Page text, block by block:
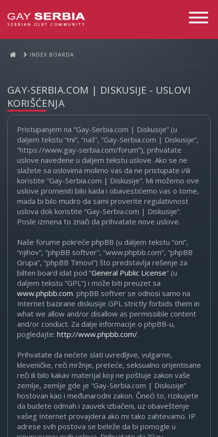
Toggle
INDEX BOARDA
GAY-SERBIA.COM | DISKUSIJE - USLOVI
KORIŠĆENJA
Pristupanjem na “Gay-Serbia.com | Diskusije” (u
daljem tekstu “mi”, “naš”, “Gay-Serbia.com | Diskusije”,
“https://www.gay-serbia.com/forum”), prihvatate
uslove navedene u daljem tekstu uslove. Ako se ne
slažete sa uslovima molimo vas da ne pristupate i/ili
koristite “Gay-Serbia.com | Diskusije”. Mi možemo ove
uslove promeniti bilo kada i obavestićemo vas o tome,
mada bi bilo mudro da sami proverite regulativnost
uslova dok koristite “Gay-Serbia.com | Diskusije”.
Posle izmena to znači da prihvatate nove uslove.
Naše forume pokreće phpBB (u daljem tekstu “oni”,
“njihov”, “phpBB softver”, “www.phpbb.com”, “phpBB
Grupa”, “phpBB Timovi”) što predstavlja rešenje za
bilten board idat pod “General Public License” (u
daljem tekstu “GPL”) i može biti preuzet sa
www.phpbb.com. phpBB softver se odnosi samo na
Internet bazirane diskusije GPL strictly forbids them in
what we allow and/or disallow as permissible content
and/or conduct. Za dalje informacije o phpBB-u,
pogledajte: http://www.phpbb.com/.
Prihvatate da nećete slati uvredljive, vulgarne,
kleveničke, reči mržnje, preteće, seksualno orijentisane
reči ili bilo kakav materijal koji ne poštuje zakon vaše
zemlje, zemlje gde je “Gay-Serbia.com | Diskusije”
hostovan kao i međunarodni zakon. Čineći to, rizikujete
da budete odmah i zauvek izbačeni, uz obaveštenje
vašeg Internet provajdera ako mi tako zahtevamo. IP
adrese svih postova se beleže da bi pomogle u